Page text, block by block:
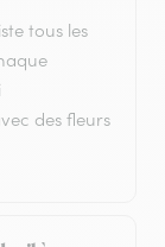
tous les
des fleurs